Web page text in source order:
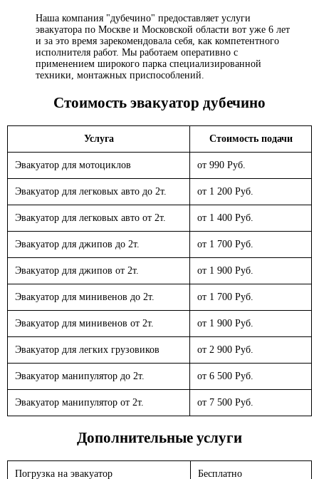
Наша компания "дубечино" предоставляет услуги
эвакуатора по Москве и Московской области вот уже 6 лет
и за это время зарекомендовала себя, как компетентного
исполнителя работ. Мы работаем оперативно с
применением широкого парка специализированной
техники, монтажных приспособлений.
Стоимость эвакуатор дубечино
Услуга Стоимость подачи
Эвакуатор для мотоциклов от 990 Руб.
Эвакуатор для легковых авто до 2т. от 1 200 Руб.
Эвакуатор для легковых авто от 2т. от 1 400 Руб.
Эвакуатор для джипов до 2т. от 1 700 Руб.
Эвакуатор для джипов от 2т. от 1 900 Руб.
Эвакуатор для минивенов до 2т. от 1 700 Руб.
Эвакуатор для минивенов от 2т. от 1 900 Руб.
Эвакуатор для легких грузовиков от 2 900 Руб.
Эвакуатор манипулятор до 2т. от 6 500 Руб.
Эвакуатор манипулятор от 2т. от 7 500 Руб.
Дополнительные услуги
Погрузка на эвакуатор Бесплатно